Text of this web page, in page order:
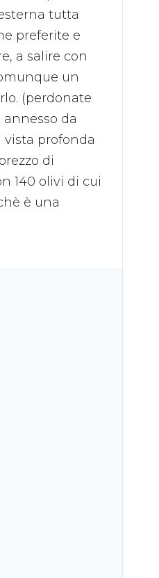
tutta
preferite e
a salire con
un
(perdonate
da
vista profonda
di
140 olivi di cui
è una